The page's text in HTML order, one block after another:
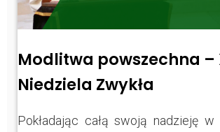
Modlitwa powszechna –
Niedziela Zwykła
Pokładając całą swoją nadzieję